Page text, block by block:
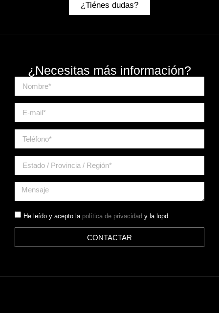
¿Tiénes dudas?
¿Necesitas más información?
He leído y acepto la política de privacidad y la lopd.
CONTACTAR